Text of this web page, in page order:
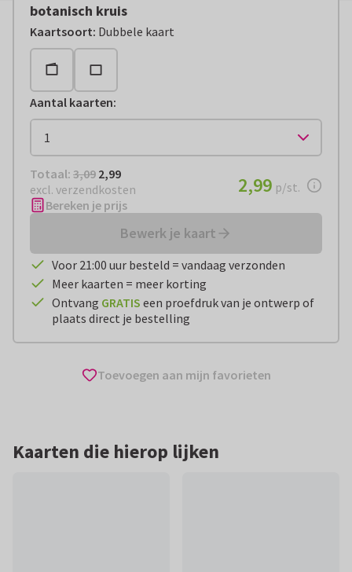
botanisch kruis
Kaartsoort: Dubbele kaart
Aantal kaarten:
Totaal: € 2,99
Totaal: 3,09 2,99
excl. verzendkosten
€ 2,99per stuk
2,99 p/st.
Bereken je prijs
Bewerk je kaart
Voor 21:00 uur besteld = vandaag verzonden
Meer kaarten = meer korting
Ontvang GRATIS een proefdruk van je ontwerp of
plaats direct je bestelling
Toevoegen aan mijn favorieten
Kaarten die hierop lijken